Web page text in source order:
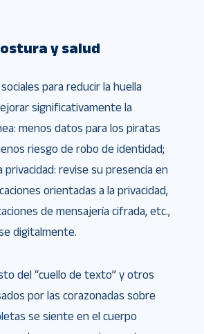
y salud
para reducir la huella
significativamente la
menos datos para los piratas
riesgo de robo de identidad;
privacidad: revise su presencia en
orientadas a la privacidad,
de mensajería cifrada, etc.,
digitalmente.
del “cuello de texto” y otros
por las corazonadas sobre
se siente en el cuerpo